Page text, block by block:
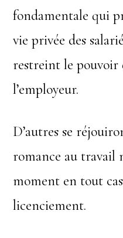
fondamentale qui
vie privée des
restreint le pouvoir
l’employeur.
D’autres se
romance au travail
moment en tout
licenciement.